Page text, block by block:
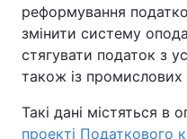
Головна
Україна
реформування
змінити систему
стягувати податок з
також із промислових
Такі дані містяться
проекті Податкового